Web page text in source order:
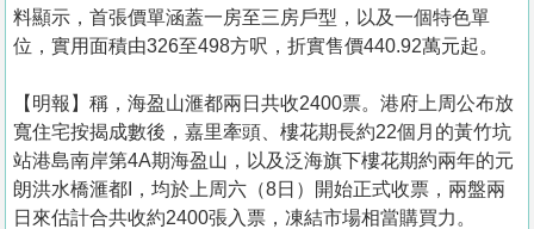
料顯示，首張價單涵蓋一房至三房戶型，以及一個特色單
位，實用面積由326至498方呎，折實售價440.92萬元起。
【明報】稱，海盈山滙都兩日共收2400票。港府上周公布放
寬住宅按揭成數後，嘉里牽頭、樓花期長約22個月的黃竹坑
站港島南岸第4A期海盈山，以及泛海旗下樓花期約兩年的元
朗洪水橋滙都I，均於上周六（8日）開始正式收票，兩盤兩
日來估計合共收約2400張入票，凍結市場相當購買力。